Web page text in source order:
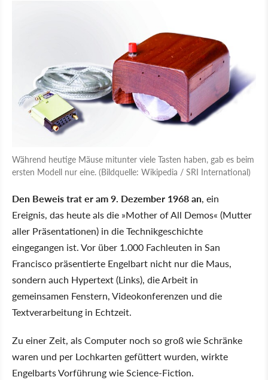
Während heutige Mäuse mitunter viele Tasten haben, gab es beim
ersten Modell nur eine. (Bildquelle: Wikipedia / SRI International)
Den Beweis trat er am 9. Dezember 1968 an, ein
Ereignis, das heute als die Mother of All Demos (Mutter
aller Präsentationen) in die Technikgeschichte
eingegangen ist. Vor über 1.000 Fachleuten in San
Francisco präsentierte Engelbart nicht nur die Maus,
sondern auch Hypertext (Links), die Arbeit in
gemeinsamen Fenstern, Videokonferenzen und die
Textverarbeitung in Echtzeit.
Zu einer Zeit, als Computer noch so groß wie Schränke
waren und per Lochkarten gefüttert wurden, wirkte
Engelbarts Vorführung wie Science-Fiction.